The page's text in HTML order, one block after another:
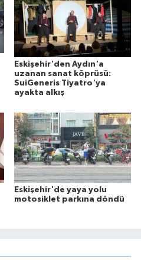
Eskişehir'den Aydın'a
uzanan sanat köprüsü:
SuiGeneris Tiyatro'ya
ayakta alkış
Eskişehir'de yaya yolu
motosiklet parkına döndü